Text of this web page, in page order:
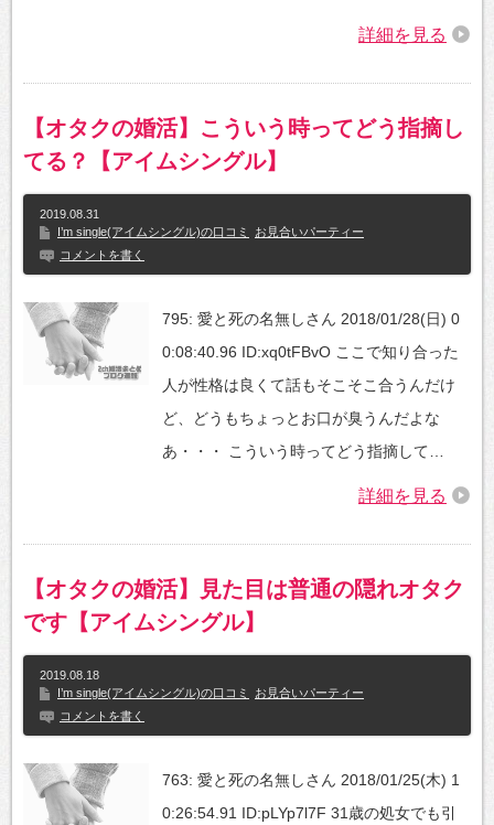
詳細を見る
【オタクの婚活】こういう時ってどう指摘し
てる？【アイムシングル】
2019.08.31
I’m single(アイムシングル)の口コミ
お見合いパーティー
コメントを書く
795: 愛と死の名無しさん 2018/01/28(日) 0
0:08:40.96 ID:xq0tFBvO ここで知り合った
人が性格は良くて話もそこそこ合うんだけ
ど、どうもちょっとお口が臭うんだよな
あ・・・ こういう時ってどう指摘して…
詳細を見る
【オタクの婚活】見た目は普通の隠れオタク
です【アイムシングル】
2019.08.18
I’m single(アイムシングル)の口コミ
お見合いパーティー
コメントを書く
763: 愛と死の名無しさん 2018/01/25(木) 1
0:26:54.91 ID:pLYp7l7F 31歳の処女でも引